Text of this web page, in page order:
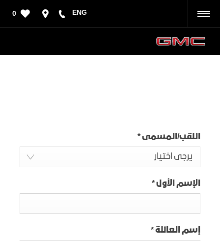
ENG
0
اللقب/المسمى*
يرجى اختيار
الإسم الأول*
إسم العائلة*